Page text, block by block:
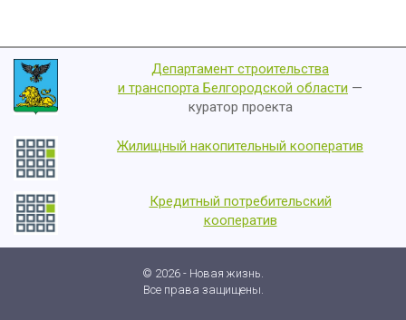
Департамент строительства
и транспорта Белгородской области —
куратор проекта
Жилищный накопительный кооператив
Кредитный потребительский
кооператив
© 2026 - Новая жизнь.
Все права защищены.